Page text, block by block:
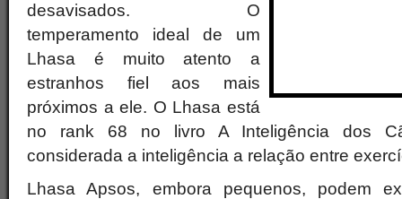
desavisados. O
temperamento ideal de um
Lhasa é muito atento a
estranhos fiel aos mais
próximos a ele. O Lhasa está
no rank 68 no livro A Inteligência dos
considerada a inteligência a relação entre
Lhasa Apsos, embora pequenos, podem